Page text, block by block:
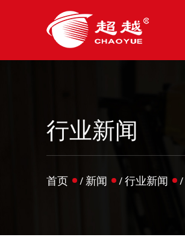
行业新闻
首页 / 新闻 /行业新闻 /